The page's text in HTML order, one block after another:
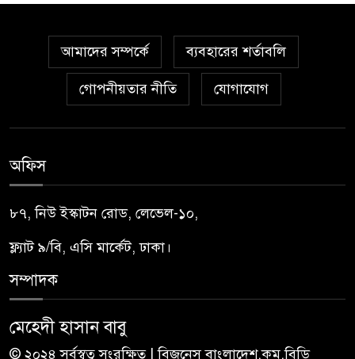
আমাদের সম্পর্কে ব্যবহারের শর্তাবলি
গোপনীয়তার নীতি যোগাযোগ
অফিস
৮৭, নিউ ইস্কাটন রোড, লেভেল-১০,
ফ্ল্যাট ৯/বি, এসি মার্কেট, ঢাকা।
সম্পাদক
মেহেদী হাসান বাবু
© ২০২৪ সর্বস্বত্ব সংরক্ষিত | বিজনেস বাংলাদেশ.কম.বিডি